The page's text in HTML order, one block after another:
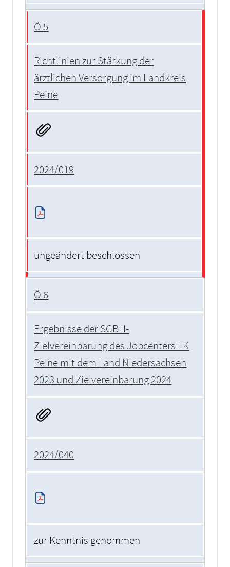
Ö 5
Richtlinien zur Stärkung der
ärztlichen Versorgung im Landkreis
Peine
2024/019
ungeändert beschlossen
Ö 6
Ergebnisse der SGB II-
Zielvereinbarung des Jobcenters LK
Peine mit dem Land Niedersachsen
2023 und Zielvereinbarung 2024
2024/040
zur Kenntnis genommen